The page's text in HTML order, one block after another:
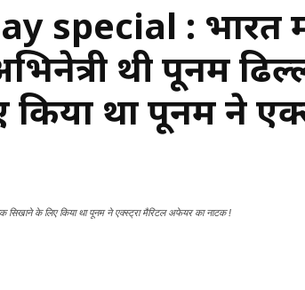
special : भारत
थी पूनम
था पूनम ने
के लिए किया था पूनम ने एक्स्ट्रा मैरिटल अफेयर का नाटक !